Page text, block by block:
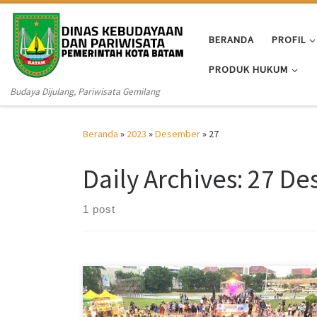
Skip to content
Budaya Dijulang, Pariwisata Gemilang
BERANDA PROFIL
PRODUK HUKUM
Beranda » 2023 »Desember» 27
Daily Archives: 27
1 post
𝐃𝐢𝐬𝐤𝐨𝐦𝐢𝐧𝐟𝐨 𝐁𝐚𝐭𝐚𝐦 – Secara resmi Wali Kota Batam,
Muhammad Rudi diwakili Sekretaris Daerah Kota
Batam, Jefridin, M.Pd. menutup Lomba Batam